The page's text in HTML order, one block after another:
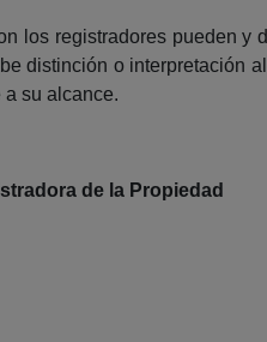
los registradores pueden y
distinción o interpretación
su alcance.
de la Propiedad